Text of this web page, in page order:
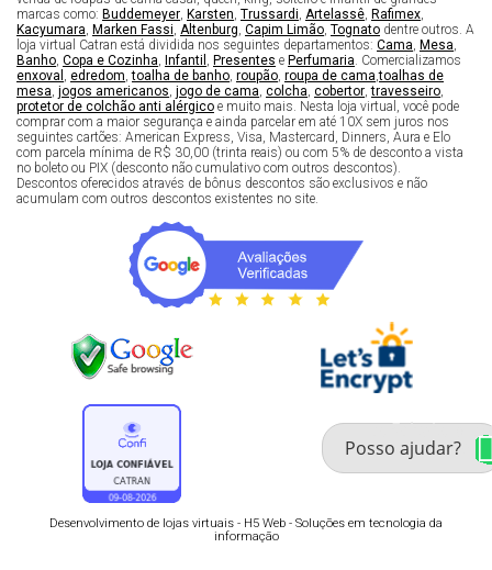
marcas como: Buddemeyer, Karsten, Trussardi, Artelassê, Rafimex,
Kacyumara, Marken Fassi, Altenburg, Capim Limão, Tognato dentre outros. A
loja virtual Catran está dividida nos seguintes departamentos: Cama, Mesa,
Banho, Copa e Cozinha, Infantil , Presentes e Perfumaria. Comercializamos
enxoval , edredom,toalha de banho, roupão, roupa de cama,toalhas de
mesa, jogos americanos, jogo de cama, colcha, cobertor,travesseiro,
protetor de colchão anti alérgico e muito mais. Nesta loja virtual, você pode
comprar com a maior segurança e ainda parcelar em até 10X sem juros nos
seguintes cartões: American Express, Visa, Mastercard, Dinners, Aura e Elo
com parcela mínima de R$ 30,00 (trinta reais) ou com 5% de desconto a vista
no boleto ou PIX (desconto não cumulativo com outros descontos).
Descontos oferecidos através de bônus descontos são exclusivos e não
acumulam com outros descontos existentes no site.
Desenvolvimento de lojas virtuais - H5 Web - Soluções em tecnologia da
informação
Fale com um especialista
enxoval